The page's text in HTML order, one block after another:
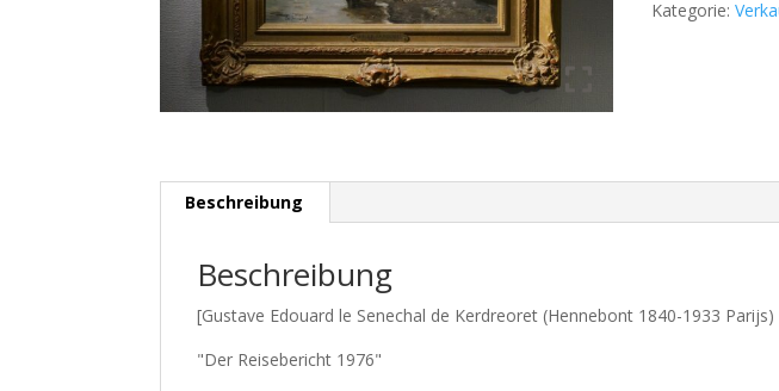
Kategorie:
Beschreibung
Beschreibung
[Gustave Edouard le Senechal de Kerdreoret (Hennebont 1840-1933 Parijs)
"Der Reisebericht 1976"